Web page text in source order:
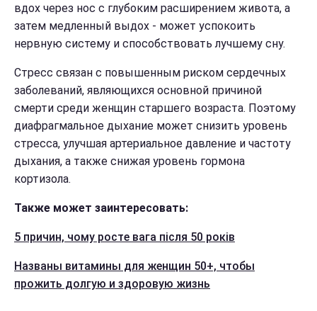
вдох через нос с глубоким расширением живота, а
затем медленный выдох - может успокоить
нервную систему и способствовать лучшему сну.
Стресс связан с повышенным риском сердечных
заболеваний, являющихся основной причиной
смерти среди женщин старшего возраста. Поэтому
диафрагмальное дыхание может снизить уровень
стресса, улучшая артериальное давление и частоту
дыхания, а также снижая уровень гормона
кортизола.
Также может заинтересовать:
5 причин, чому росте вага після 50 років
Названы витамины для женщин 50+, чтобы
прожить долгую и здоровую жизнь